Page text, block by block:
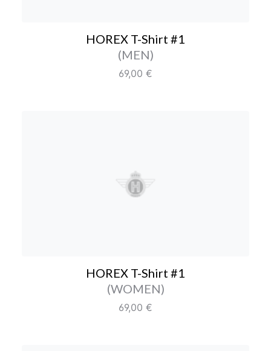
HOREX T-Shirt #1
(MEN)Farbe/Editionen
Regulärer Preis:
69,00 €
HOREX T-Shirt #1
HOREX T-Shirt #1
(WOMEN)Farbe/Editionen
Regulärer Preis:
69,00 €